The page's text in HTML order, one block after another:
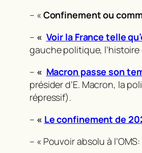
– « Confinement ou
– « Voir la France telle
gauche politique, l’histoire
– « Macron passe son
présider d’E. Macron, la
répressif).
– « Le confinement de
– « Pouvoir absolu à